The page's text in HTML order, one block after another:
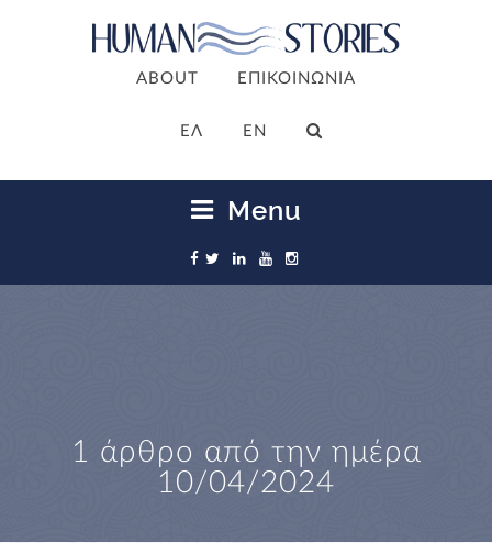
ABOUT ΕΠΙΚΟΙΝΩΝΙΑ
ΕΛ EN
Menu
1 άρθρο από την ημέρα
10/04/2024